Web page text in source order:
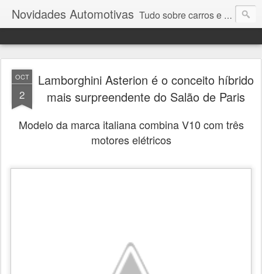
Novidades Automotivas Tudo sobre carros e motores
OCT
2
Lamborghini Asterion é o conceito híbrido
mais surpreendente do Salão de Paris
Modelo da marca italiana combina V10 com três
motores elétricos